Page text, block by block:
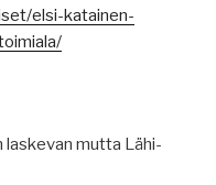
elsi-katainen-
laskevan mutta Lähi-